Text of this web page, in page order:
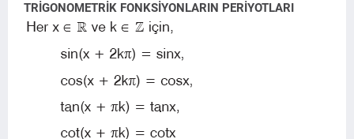
TRİGONOMETRİK FONKSİYONLARIN PERİYOTLARI